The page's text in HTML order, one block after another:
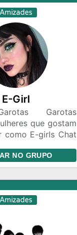
Amizades
E-Girl
Garotas
que gostam
como E-girls Chat
Papo Conhecer
de todo Brasil
Namoro a
NO GRUPO
Amizades